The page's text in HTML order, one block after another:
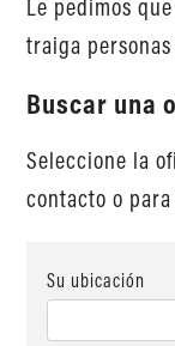
Le pedimos
traiga
Buscar una
Seleccione la
contacto o
Su ubicación